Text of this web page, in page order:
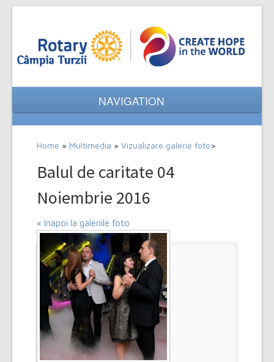
NAVIGATION
Home
Despre noi
Evenimente
Proiecte
Multimedia
Contact
Select Language▼
Home » Multimedia » Vizualizare galerie foto>
Balul de caritate 04
Noiembrie 2016
« Inapoi la galeriile foto